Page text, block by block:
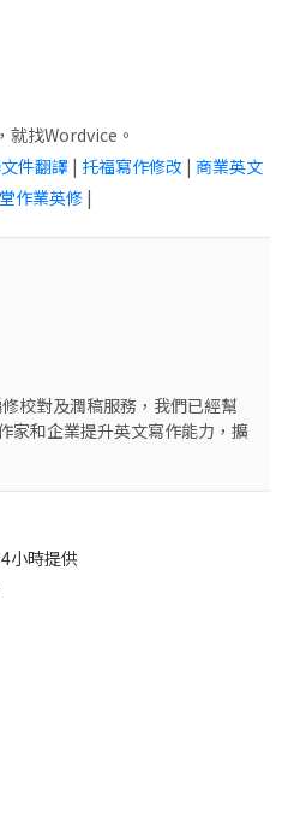
就找Wordvice。
件翻譯 | 托福寫作修改 | 商業英文
作業英修|
校對及潤稿服務，我們已經幫
家和企業提升英文寫作能力，擴
小時提供